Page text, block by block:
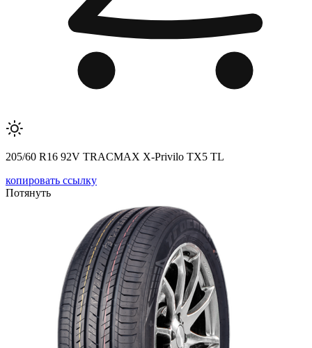
205/60 R16 92V TRACMAX X-Privilo TX5 TL
копировать ссылку
Потянуть